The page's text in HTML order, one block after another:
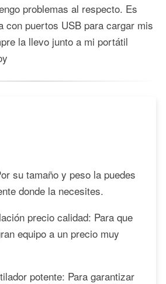
problemas al respecto. Es
con puertos USB para cargar mis
la llevo junto a mi portátil
su tamaño y peso la puedes
donde la necesites.
precio calidad: Para que
equipo a un precio muy
potente: Para garantizar